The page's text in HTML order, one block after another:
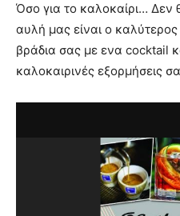
Όσο για το καλοκαίρι… Δεν
αυλή μας είναι ο
βράδια σας με ενα cocktail
καλοκαιρινές εξορμήσεις